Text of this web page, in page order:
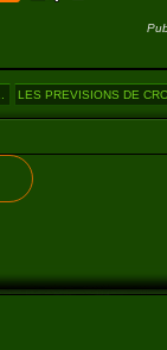
LES PREVISIONS DE